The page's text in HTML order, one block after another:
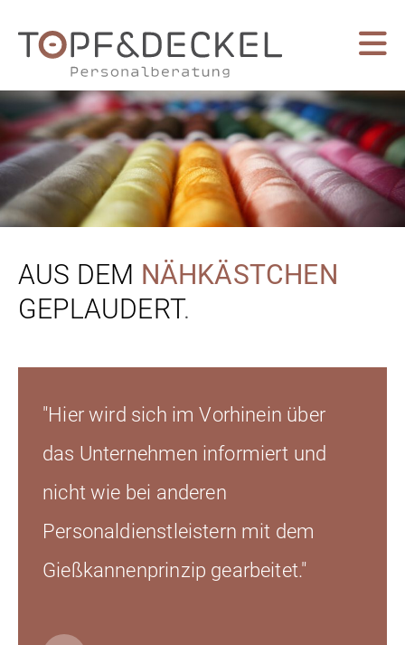
AUS DEM NÄHKÄSTCHEN
GEPLAUDERT.
"Hier wird sich im Vorhinein über
das Unternehmen informiert und
nicht wie bei anderen
Personaldienstleistern mit dem
Gießkannenprinzip gearbeitet."